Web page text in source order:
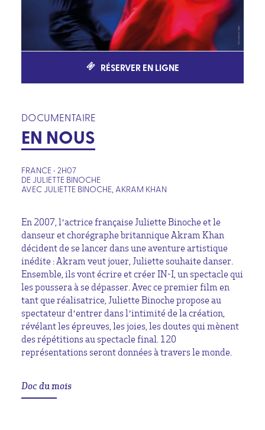
RÉSERVER EN LIGNE
DOCUMENTAIRE
EN NOUS
FRANCE • 2H07
DE JULIETTE BINOCHE
AVEC JULIETTE BINOCHE, AKRAM KHAN
En 2007, l’actrice française Juliette Binoche et le
danseur et chorégraphe britannique Akram Khan
décident de se lancer dans une aventure artistique
inédite : Akram veut jouer, Juliette souhaite danser.
Ensemble, ils vont écrire et créer IN-I, un spectacle qui
les poussera à se dépasser. Avec ce premier film en
tant que réalisatrice, Juliette Binoche propose au
spectateur d’entrer dans l’intimité de la création,
révélant les épreuves, les joies, les doutes qui mènent
des répétitions au spectacle final. 120
représentations seront données à travers le monde.
Doc du mois